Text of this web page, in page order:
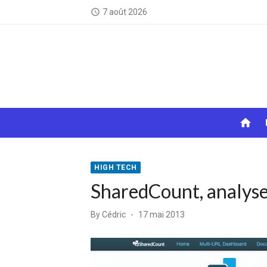
access_time 7 août 2026
home
HIGH TECH
SharedCount,
ByCédric
Posted
17 mai 2013